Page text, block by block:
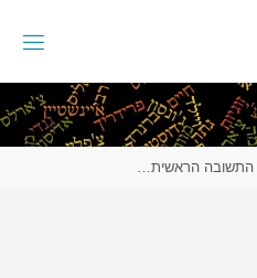
התשובה הראשית…